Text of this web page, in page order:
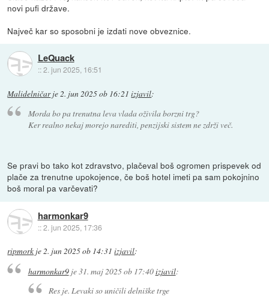
novi pufi države.
Največ kar so sposobni je izdati nove obveznice.
LeQuack
::2. jun 2025, 16:51
Malidelničarje2. jun 2025 ob 16:21 izjavil:
Morda bo pa trenutna leva vlada oživila borzni trg?
Ker realno nekaj morejo narediti, penzijski sistem ne zdrži več.
Se pravi bo tako kot zdravstvo, plačeval boš ogromen prispevek od
plače za trenutne upokojence, če boš hotel imeti pa sam pokojnino
boš moral pa varčevati?
harmonkar9
::2. jun 2025, 17:36
ripmork je2. jun 2025 ob 14:31 izjavil:
harmonkar9je31. maj 2025 ob 17:40izjavil:
Res je. Levaki so uničili delniške trge